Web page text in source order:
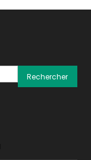
Rechercher :